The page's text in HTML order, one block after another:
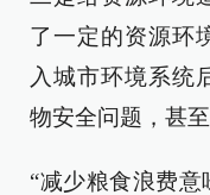
了一定的资源环
入城市环境系统
物安全问题，甚
“减少粮食浪费